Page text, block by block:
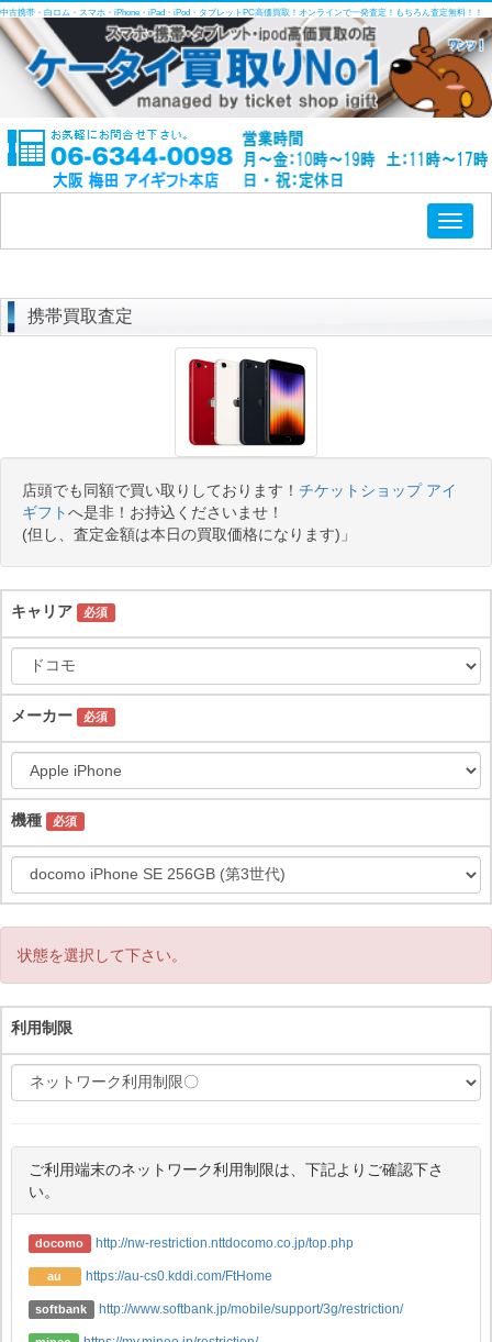
中古携帯・白ロム・スマホ・iPhone・iPad・iPod・タブレットPC高価買取！オンラインで一発査定！もちろん査定無料！！
携帯買取査定
店頭でも同額で買い取りしております！ チケットショップ アイ
ギフトへ是非！お持込くださいませ！
(但し、査定金額は本日の買取価格になります)」
キャリア 必須
メーカー 必須
機種 必須
状態を選択して下さい。
利用制限
ご利用端末のネットワーク利用制限は、下記よりご確認下さ
い。
docomo http://nw-restriction.nttdocomo.co.jp/top.php
au https://au-cs0.kddi.com/FtHome
softbank http://www.softbank.jp/mobile/support/3g/restriction/